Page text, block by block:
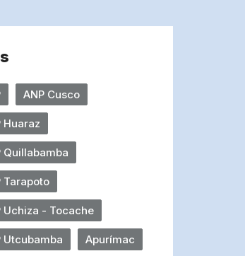
ANP Cusco
Huaraz
Quillabamba
Tarapoto
Uchiza - Tocache
Utcubamba Apurímac